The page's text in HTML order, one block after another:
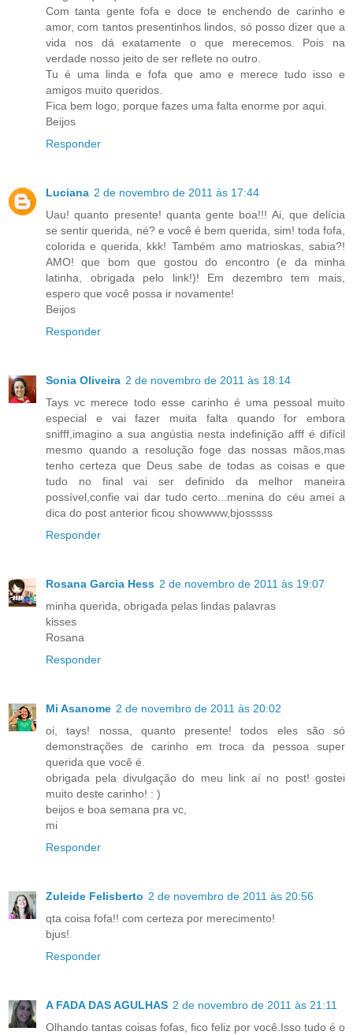
Com tanta gente fofa e doce te enchendo de carinho e
amor, com tantos presentinhos lindos, só posso dizer que a
vida nos dá exatamente o que merecemos. Pois na
verdade nosso jeito de ser reflete no outro.
Tu é uma linda e fofa que amo e merece tudo isso e
amigos muito queridos.
Fica bem logo, porque fazes uma falta enorme por aqui.
Beijos
Responder
Luciana 2 de novembro de 2011 às 17:44
Uau! quanto presente! quanta gente boa!!! Ai, que delícia
se sentir querida, né? e você é bem querida, sim! toda fofa,
colorida e querida, kkk! Também amo matrioskas, sabia?!
AMO! que bom que gostou do encontro (e da minha
latinha, obrigada pelo link!)! Em dezembro tem mais,
espero que você possa ir novamente!
Beijos
Responder
Sonia Oliveira 2 de novembro de 2011 às 18:14
Tays vc merece todo esse carinho é uma pessoal muito
especial e vai fazer muita falta quando for embora
snifff,imagino a sua angústia nesta indefinição afff é difícil
mesmo quando a resolução foge das nossas mãos,mas
tenho certeza que Deus sabe de todas as coisas e que
tudo no final vai ser definido da melhor maneira
possível,confie vai dar tudo certo...menina do céu amei a
dica do post anterior ficou showwww,bjosssss
Responder
Rosana Garcia Hess 2 de novembro de 2011 às 19:07
minha querida, obrigada pelas lindas palavras
kisses
Rosana
Responder
Mi Asanome 2 de novembro de 2011 às 20:02
oi, tays! nossa, quanto presente! todos eles são só
demonstrações de carinho em troca da pessoa super
querida que você é.
obrigada pela divulgação do meu link aí no post! gostei
muito deste carinho! : )
beijos e boa semana pra vc,
mi
Responder
Zuleide Felisberto 2 de novembro de 2011 às 20:56
qta coisa fofa!! com certeza por merecimento!
bjus!
Responder
A FADA DAS AGULHAS 2 de novembro de 2011 às 21:11
Olhando tantas coisas fofas, fico feliz por você.Isso tudo é o